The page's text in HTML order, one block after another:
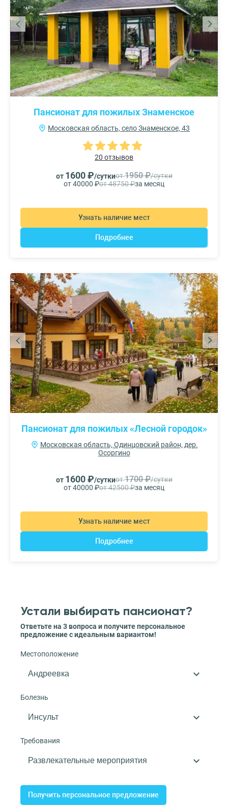
Пансионат для пожилых Знаменское
Московская область, село Знаменское, 43
20 отзывов
от 1600 ₽/суткиот1950 ₽/сутки
от 40000 ₽от 48750 ₽за месяц
Узнать наличие мест
Подробнее
Пансионат для пожилых «Лесной городок»
Московская область, Одинцовский район, дер.
Осоргино
от 1600 ₽/суткиот1700 ₽/сутки
от 40000 ₽от 42500 ₽за месяц
Узнать наличие мест
Подробнее
Устали выбирать пансионат?
Ответьте на 3 вопроса и получите персональное
предложение с идеальным вариантом!
Местоположение
Болезнь
Требования
Получить персональное предложение